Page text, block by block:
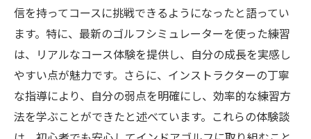
信を持ってコースに挑戦できるようになったと語ってい
ます。特に、最新のゴルフシミュレーターを使った練習
は、リアルなコース体験を提供し、自分の成長を実感し
やすい点が魅力です。さらに、インストラクターの丁寧
な指導により、自分の弱点を明確にし、効率的な練習方
法を学ぶことができたと述べています。これらの体験談